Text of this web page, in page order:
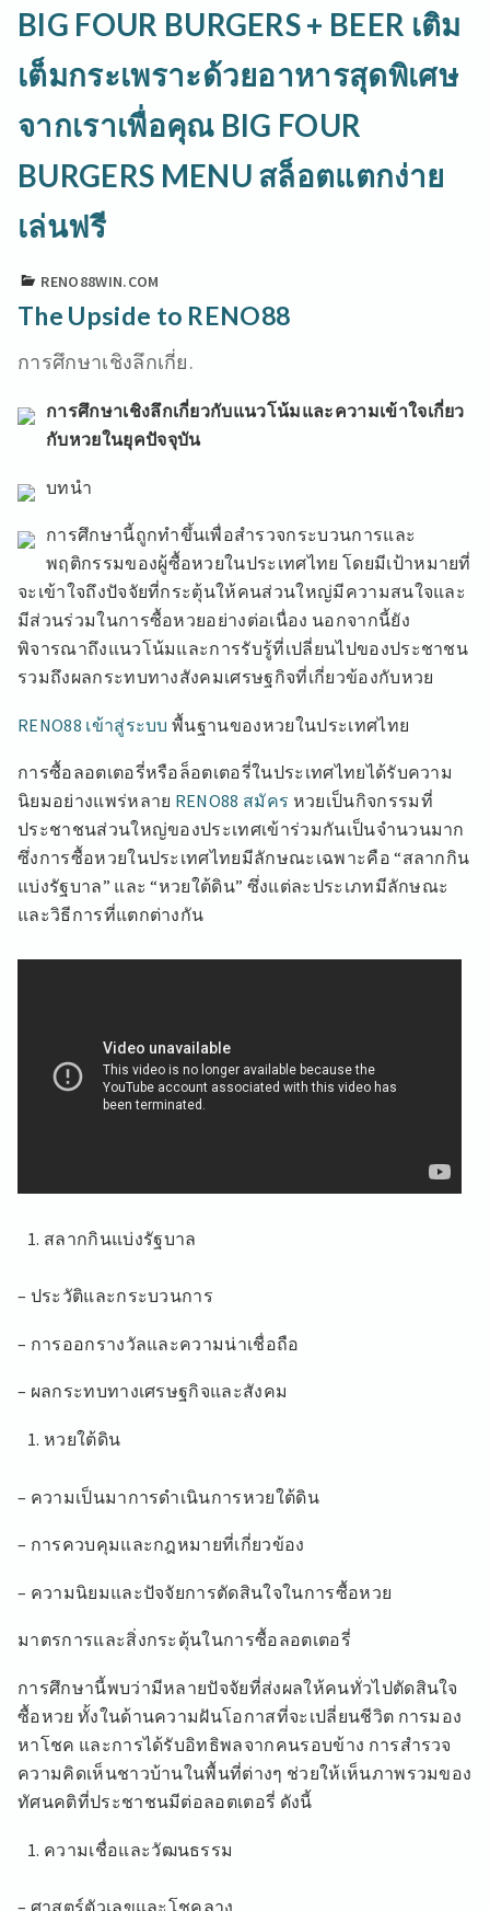
BIG FOUR BURGERS + BEER เติม
เต็มกระเพราะด้วยอาหารสุดพิเศษ
จากเราเพื่อคุณ BIG FOUR
BURGERS MENU สล็อตแตกง่าย
เล่นฟรี
RENO88WIN.COM
The Upside to RENO88
การศึกษาเชิงลึกเกี่ย.
การศึกษาเชิงลึกเกี่ยวกับแนวโน้มและความเข้าใจเกี่ยว
กับหวยในยุคปัจจุบัน
บทนำ
การศึกษานี้ถูกทำขึ้นเพื่อสำรวจกระบวนการและ
พฤติกรรมของผู้ซื้อหวยในประเทศไทย โดยมีเป้าหมายที่
จะเข้าใจถึงปัจจัยที่กระตุ้นให้คนส่วนใหญ่มีความสนใจและ
มีส่วนร่วมในการซื้อหวยอย่างต่อเนื่อง นอกจากนี้ยัง
พิจารณาถึงแนวโน้มและการรับรู้ที่เปลี่ยนไปของประชาชน
รวมถึงผลกระทบทางสังคมเศรษฐกิจที่เกี่ยวข้องกับหวย
RENO88 เข้าสู่ระบบ พื้นฐานของหวยในประเทศไทย
การซื้อลอตเตอรี่หรือล็อตเตอรี่ในประเทศไทยได้รับความ
นิยมอย่างแพร่หลาย RENO88 สมัคร หวยเป็นกิจกรรมที่
ประชาชนส่วนใหญ่ของประเทศเข้าร่วมกันเป็นจำนวนมาก
ซึ่งการซื้อหวยในประเทศไทยมีลักษณะเฉพาะคือ “สลากกิน
แบ่งรัฐบาล” และ “หวยใต้ดิน” ซึ่งแต่ละประเภทมีลักษณะ
และวิธีการที่แตกต่างกัน
สลากกินแบ่งรัฐบาล
– ประวัติและกระบวนการ
– การออกรางวัลและความน่าเชื่อถือ
– ผลกระทบทางเศรษฐกิจและสังคม
หวยใต้ดิน
– ความเป็นมาการดำเนินการหวยใต้ดิน
– การควบคุมและกฎหมายที่เกี่ยวข้อง
– ความนิยมและปัจจัยการตัดสินใจในการซื้อหวย
มาตรการและสิ่งกระตุ้นในการซื้อลอตเตอรี่
การศึกษานี้พบว่ามีหลายปัจจัยที่ส่งผลให้คนทั่วไปตัดสินใจ
ซื้อหวย ทั้งในด้านความฝันโอกาสที่จะเปลี่ยนชีวิต การมอง
หาโชค และการได้รับอิทธิพลจากคนรอบข้าง การสำรวจ
ความคิดเห็นชาวบ้านในพื้นที่ต่างๆ ช่วยให้เห็นภาพรวมของ
ทัศนคติที่ประชาชนมีต่อลอตเตอรี่ ดังนี้
ความเชื่อและวัฒนธรรม